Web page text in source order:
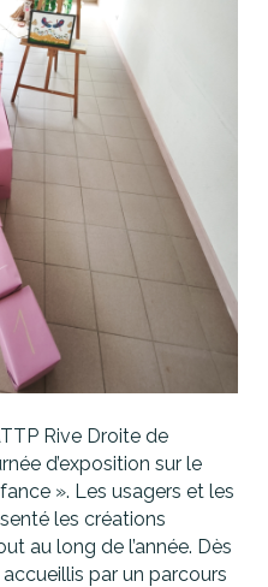
Rive Droite de
d’exposition sur le
». Les usagers et les
les créations
au long de l’année. Dès
par un parcours